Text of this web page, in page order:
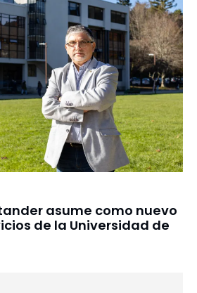
asume como nuevo
de la Universidad de